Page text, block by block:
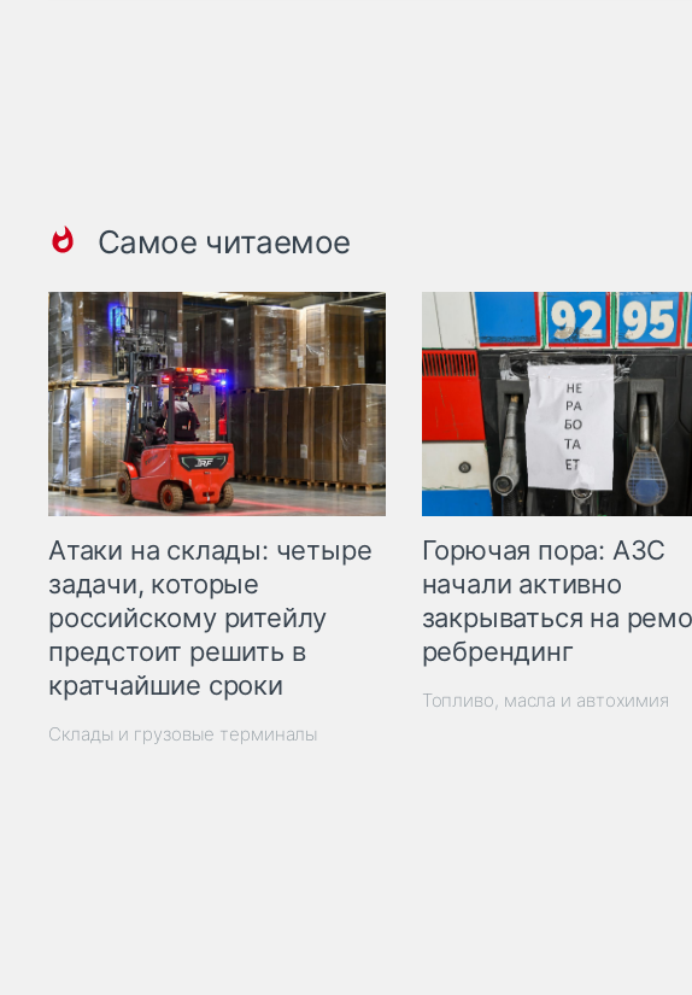
Самое читаемое
Атаки на склады: четыре
задачи, которые
российскому ритейлу
предстоит решить в
кратчайшие сроки
Склады и грузовые терминалы
Горючая пора: АЗС
начали активно
закрываться на
ребрендинг
Топливо, масла и автохимия